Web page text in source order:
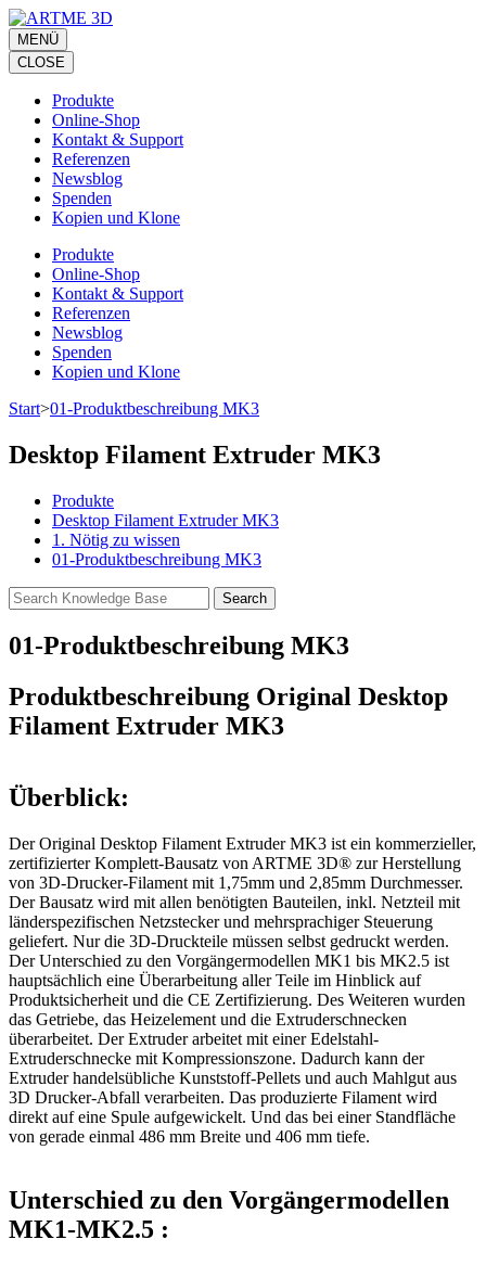
Zum
Inhalt
springen
(Eingabetaste
drücken)
MENÜ
CLOSE
Produkte
Online-Shop
Kontakt & Support
Referenzen
Newsblog
Spenden
Kopien und Klone
Produkte
Online-Shop
Kontakt & Support
Referenzen
Newsblog
Spenden
Kopien und Klone
Start>01-Produktbeschreibung MK3
Desktop Filament Extruder MK3
Produkte
Desktop Filament Extruder MK3
1. Nötig zu wissen
01-Produktbeschreibung MK3
01-Produktbeschreibung MK3
Produktbeschreibung Original Desktop
Filament Extruder MK3
Überblick:
Der Original Desktop Filament Extruder MK3 ist ein kommerzieller,
zertifizierter Komplett-Bausatz von ARTME 3D® zur Herstellung
von 3D-Drucker-Filament mit 1,75mm und 2,85mm Durchmesser.
Der Bausatz wird mit allen benötigten Bauteilen, inkl. Netzteil mit
länderspezifischen Netzstecker und mehrsprachiger Steuerung
geliefert. Nur die 3D-Druckteile müssen selbst gedruckt werden.
Der Unterschied zu den Vorgängermodellen MK1 bis MK2.5 ist
hauptsächlich eine Überarbeitung aller Teile im Hinblick auf
Produktsicherheit und die CE Zertifizierung. Des Weiteren wurden
das Getriebe, das Heizelement und die Extruderschnecken
überarbeitet. Der Extruder arbeitet mit einer Edelstahl-
Extruderschnecke mit Kompressionszone. Dadurch kann der
Extruder handelsübliche Kunststoff-Pellets und auch Mahlgut aus
3D Drucker-Abfall verarbeiten. Das produzierte Filament wird
direkt auf eine Spule aufgewickelt. Und das bei einer Standfläche
von gerade einmal 486 mm Breite und 406 mm tiefe.
Unterschied zu den Vorgängermodellen
MK1-MK2.5 :